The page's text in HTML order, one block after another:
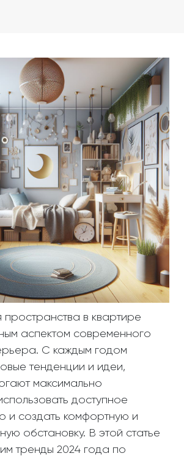
в квартире
аспектом современного
С каждым годом
тенденции и идеи,
максимально
доступное
и создать комфортную и
обстановку. В этой статье
тренды 2024 года по